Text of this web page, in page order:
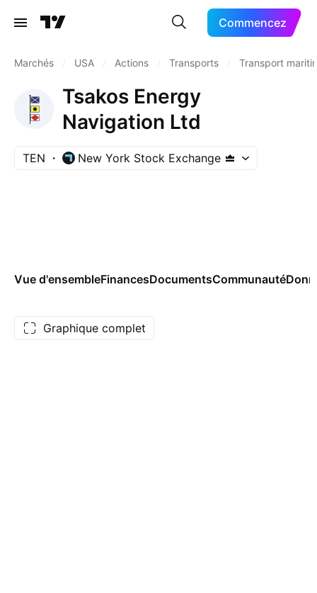
Commencez
Marchés USA Actions Transports Transport
Tsakos Energy
Navigation Ltd
TEN New York Stock Exchange
Vue d'ensembleFinancesDocumentsCommunauté
Graphique complet